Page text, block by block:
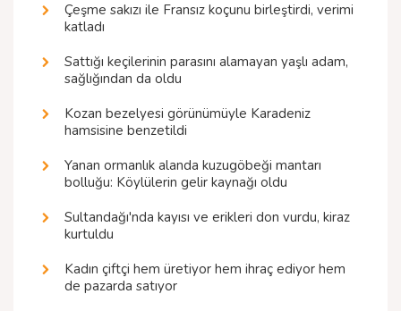
Çeşme sakızı ile Fransız koçunu birleştirdi, verimi
katladı
Sattığı keçilerinin parasını alamayan yaşlı adam,
sağlığından da oldu
Kozan bezelyesi görünümüyle Karadeniz
hamsisine benzetildi
Yanan ormanlık alanda kuzugöbeği mantarı
bolluğu: Köylülerin gelir kaynağı oldu
Sultandağı'nda kayısı ve erikleri don vurdu, kiraz
kurtuldu
Kadın çiftçi hem üretiyor hem ihraç ediyor hem
de pazarda satıyor